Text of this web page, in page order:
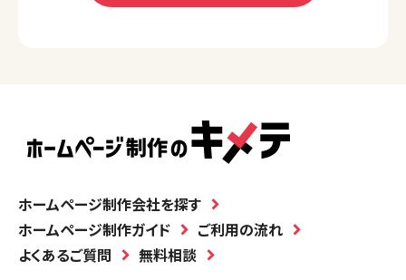
ホームページ制作会社を探す
ホームページ制作ガイド
ご利用の流れ
よくあるご質問
無料相談